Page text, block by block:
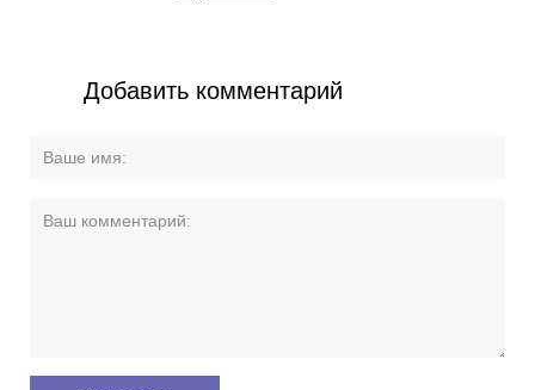
Добавить комментарий